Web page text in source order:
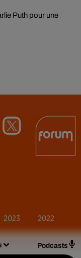
Podcasts
Puth pour une
2023 2022